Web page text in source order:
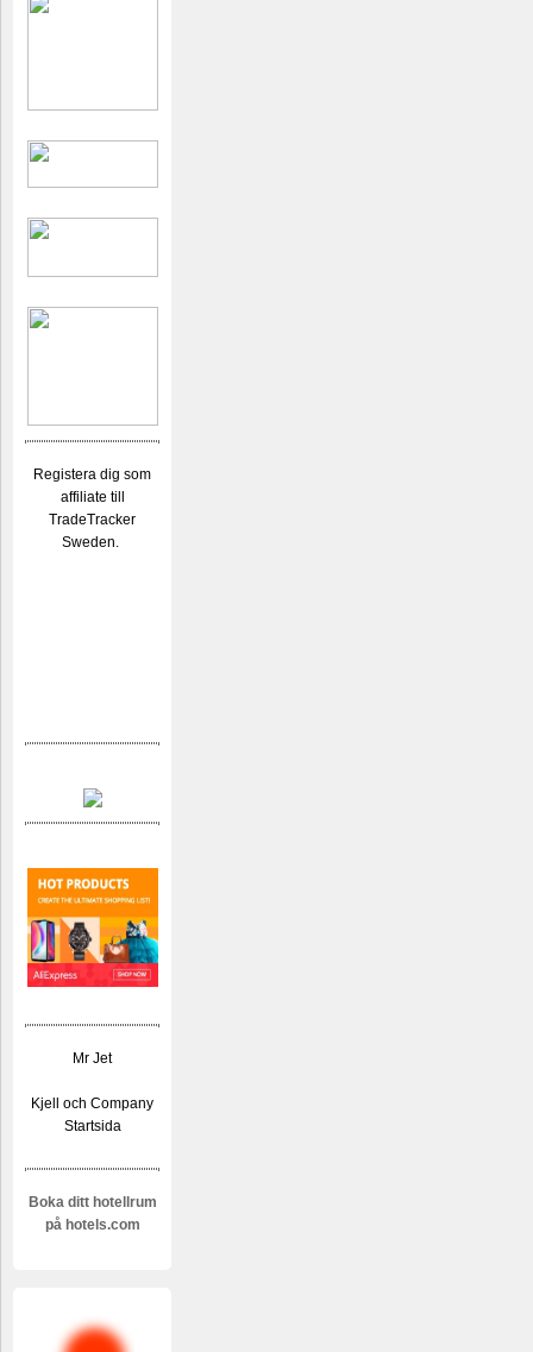
Registera dig som
affiliate till
TradeTracker
Sweden.
Mr Jet
Kjell och Company
Startsida
Boka ditt hotellrum
på hotels.com